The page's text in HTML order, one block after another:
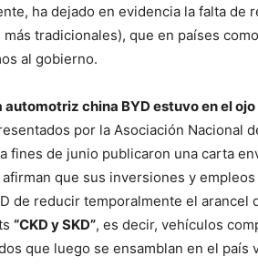
ha dejado en evidencia la falta
tradicionales), que en países
al gobierno.
automotriz china BYD estuvo en el
por la Asociación Nacional
fines de junio publicaron una carta
que sus inversiones y
de reducir temporalmente el arancel
“CKD y SKD”, es decir, vehículos
que luego se ensamblan en el país